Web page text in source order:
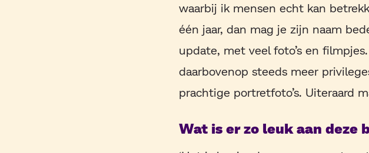
waarbij ik mensen echt kan
één jaar, dan mag je zijn naam
update, met veel foto’s en
daarbovenop steeds meer
prachtige portretfoto’s. Uiteraard
Wat is er zo leuk aan deze